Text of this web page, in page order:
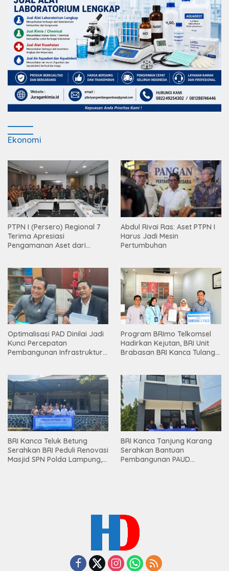
Ekonomi
PTPN I (Persero) Regional 7
Terima Apresiasi
Pengamanan Aset dari
Abdul Rivai Ras: Aset PTPN I
Harus Jadi Mesin
Pertumbuhan
Optimalisasi PAD Dinilai Jadi
Kunci Percepatan
Pembangunan Infrastruktur
Program BRImo Telkomsel
Hadirkan Kejutan, BRI Unit
Brabasan BRI Kanca Tulang
Mesuji
BRI Kanca Teluk Betung
Serahkan BRI Peduli Renovasi
Masjid SPN Polda Lampung,
BRI Kanca Tanjung Karang
Serahkan Bantuan
Pembangunan PAUD